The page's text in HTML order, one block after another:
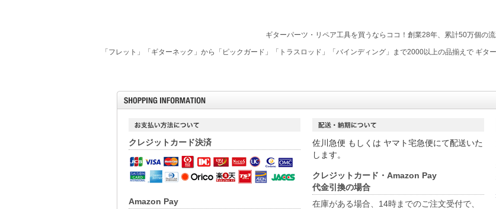
ギターパーツ・リペア工具を買うならココ！創業28年、累計50万個の流
「フレット」「ギターネック」から「ピックガード」「トラスロッド」「バインディング」まで2000以上の品揃えで ギタ
クレジットカード決済
Amazon Pay
佐川急便 もしくは ヤマト宅急便にて配送いた
します。
クレジットカード・Amazon Pay
代金引換の場合
在庫がある場合、14時までのご注文受付で、